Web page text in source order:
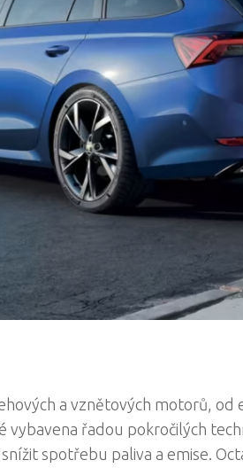
a vznětových motorů, od
vybavena řadou pokročilých
spotřebu paliva a emise.